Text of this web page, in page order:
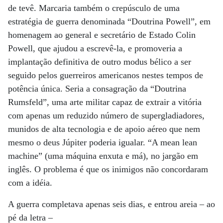
de tevê. Marcaria também o crepúsculo de uma
estratégia de guerra denominada “Doutrina Powell”, em
homenagem ao general e secretário de Estado Colin
Powell, que ajudou a escrevê-la, e promoveria a
implantação definitiva de outro modus bélico a ser
seguido pelos guerreiros americanos nestes tempos de
potência única. Seria a consagração da “Doutrina
Rumsfeld”, uma arte militar capaz de extrair a vitória
com apenas um reduzido número de supergladiadores,
munidos de alta tecnologia e de apoio aéreo que nem
mesmo o deus Júpiter poderia igualar. “A mean lean
machine” (uma máquina enxuta e má), no jargão em
inglês. O problema é que os inimigos não concordaram
com a idéia.
A guerra completava apenas seis dias, e entrou areia – ao
pé da letra –